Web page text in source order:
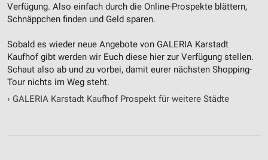
Verfügung. Also einfach durch die Online-Prospekte blättern,
Schnäppchen finden und Geld sparen.
Sobald es wieder neue Angebote von GALERIA Karstadt
Kaufhof gibt werden wir Euch diese hier zur Verfügung stellen.
Schaut also ab und zu vorbei, damit eurer nächsten Shopping-
Tour nichts im Weg steht.
› GALERIA Karstadt Kaufhof Prospekt für weitere Städte